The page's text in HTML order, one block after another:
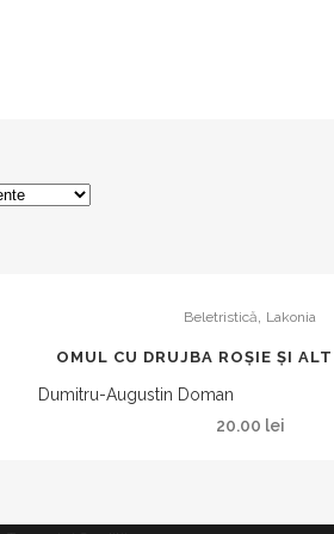
Beletristică Lakonia
OMUL CU DRUJBA ROȘIE ȘI
Dumitru-Augustin Doman
20.00 lei